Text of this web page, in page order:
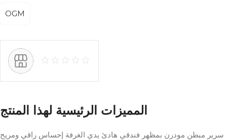
OGM
المميزات الرئيسية لهذا المنتج
سرير مبطن مودرن بمظهر فندقي هادئ يدي الغرفة إحساس راقي ومريح